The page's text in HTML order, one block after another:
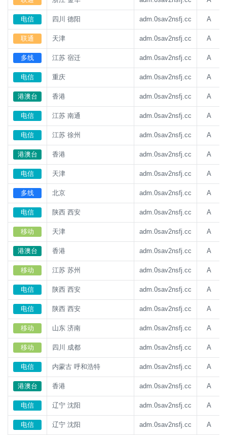
电信 四川 德阳 adm.0sav2nsfj.cc A
联通 天津 adm.0sav2nsfj.cc A
多线 江苏 宿迁 adm.0sav2nsfj.cc A
电信 重庆 adm.0sav2nsfj.cc A
港澳台 香港 adm.0sav2nsfj.cc A
电信 江苏 南通 adm.0sav2nsfj.cc A
电信 江苏 徐州 adm.0sav2nsfj.cc A
港澳台 香港 adm.0sav2nsfj.cc A
电信 天津 adm.0sav2nsfj.cc A
多线 北京 adm.0sav2nsfj.cc A
电信 陕西 西安 adm.0sav2nsfj.cc A
移动 天津 adm.0sav2nsfj.cc A
港澳台 香港 adm.0sav2nsfj.cc A
移动 江苏 苏州 adm.0sav2nsfj.cc A
电信 陕西 西安 adm.0sav2nsfj.cc A
电信 陕西 西安 adm.0sav2nsfj.cc A
移动 山东 济南 adm.0sav2nsfj.cc A
移动 四川 成都 adm.0sav2nsfj.cc A
电信 内蒙古 呼和浩特 adm.0sav2nsfj.cc A
港澳台 香港 adm.0sav2nsfj.cc A
电信 辽宁 沈阳 adm.0sav2nsfj.cc A
电信 辽宁 沈阳 adm.0sav2nsfj.cc A